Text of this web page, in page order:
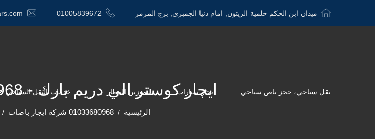
ميدان ابن الحكم حلمية الزيتون, امام دنيا الجمبري, برج المرمر 01005839672
نقل سياحي، حجز باص سياحي ايجار سيارات ليموزين المطار خدمات النقل السياحي
ايجار كوستر الي دريم بارك - 01033680968 الدولية كار
الرئيسية 01033680968 شركة ايجار باصات